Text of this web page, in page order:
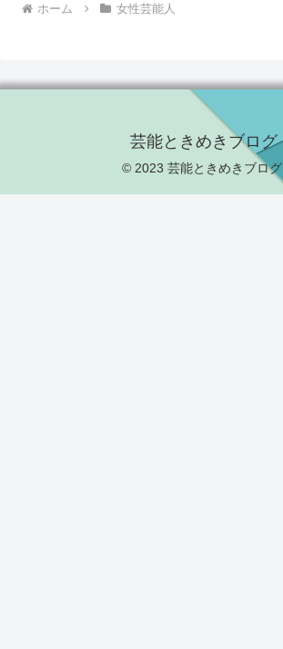
ホーム 女性芸能人
芸能ときめきブログ
© 2023 芸能ときめきブログ.